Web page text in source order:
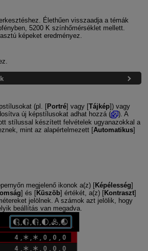
Élethűen visszaadja a témák
5200 K színhőmérséklet mellett.
képeket eredményez.
(pl. [Portré] vagy [Tájkép]) vagy
új képstílusokat adhat hozzá (
). A
stílussal készített felvételek ugyanazokkal a
mint az alapértelmezett [Automatikus]
megjelenő ikonok a(z) [Képélesség]
] és [Küszöb] értékét, a(z) [Kontraszt]
jelölnek. A számok azt jelölik, hogy
beállítás van megadva.